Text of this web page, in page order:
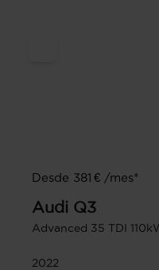
Desde 381 € /mes*
Audi Q3
Advanced 35 TDI
2022